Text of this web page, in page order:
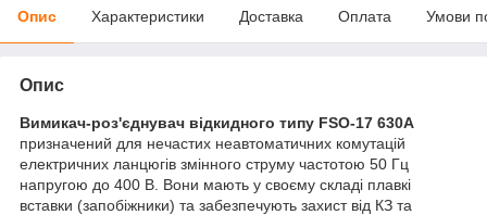
Опис Характеристики Доставка Оплата Умови
Опис
Вимикач-роз'єднувач відкидного типу FSO-17 630A
призначений для нечастих неавтоматичних комутацій
електричних ланцюгів змінного струму частотою 50 Гц
напругою до 400 В. Вони мають у своєму складі плавкі
вставки (запобіжники) та забезпечують захист від КЗ та